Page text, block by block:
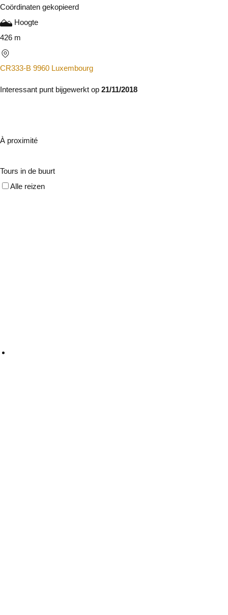
Coördinaten gekopieerd
Hoogte
426 m
CR333-B 9960 Luxembourg
Interessant punt bijgewerkt op 21/11/2018
À proximité
Tours in de buurt
Alle reizen